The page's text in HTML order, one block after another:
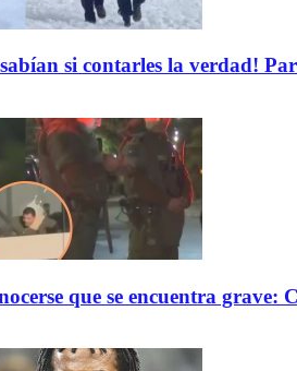
si contarles la verdad!
que se encuentra grave: